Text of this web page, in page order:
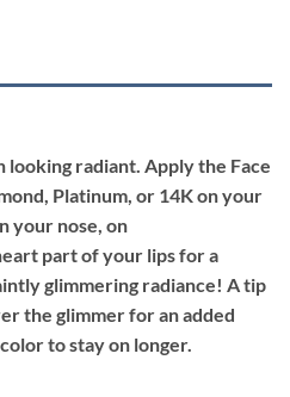
looking radiant. Apply the Face
Platinum, or 14K on your
your nose, on
part of your lips for a
glimmering radiance! A tip
the glimmer for an added
to stay on longer.